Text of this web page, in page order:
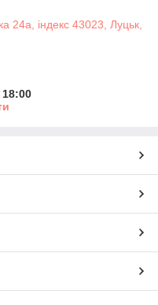
24а, індекс 43023, Луцьк,